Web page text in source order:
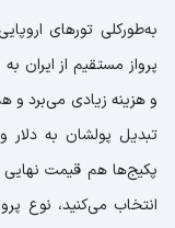
به‌طورکلی تورهای
پرواز مستقیم از ایران
و هزینه زیادی می‌برد و
تبدیل پولشان به دلار
پکیج‌ها هم قیمت نهایی
انتخاب می‌کنید، نوع